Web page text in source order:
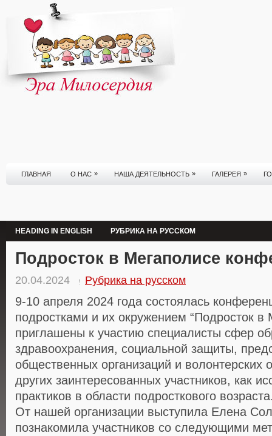
ГЛАВНАЯ О НАС » НАША ДЕЯТЕЛЬНОСТЬ » ГАЛЕРЕЯ »
HEADING IN ENGLISH РУБРИКА НА РУССКОМ
Подросток в Мегаполисе
20.04.2024 Рубрика на русском
9-10 апреля 2024 года состоялась
подростками и их окружением “Подросток в
приглашены к участию специалисты сфер
здравоохранения, социальной защиты,
общественных организаций и волонтерских
других заинтересованных участников, как
практиков в области подросткового
От нашей организации выступила Елена
познакомила участников со следующими